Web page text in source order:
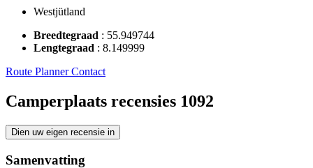
Westjütland
Breedtegraad : 55.949744
Lengtegraad : 8.149999
Route PlannerContact
Camperplaats recensies 1092
Dien uw eigen recensie in
Samenvatting